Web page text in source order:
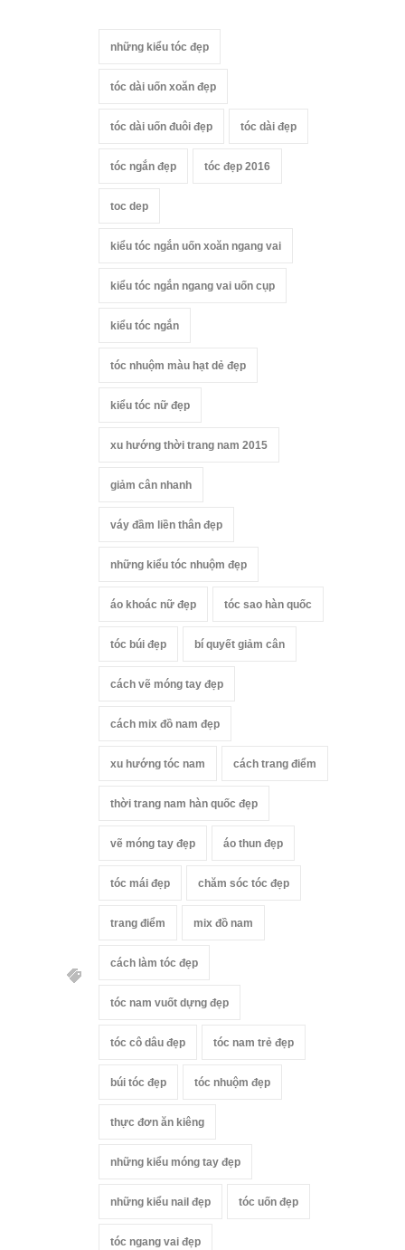
những kiểu tóc đẹp
tóc dài uốn xoăn đẹp
tóc dài uốn đuôi đẹp tóc dài đẹp
tóc ngắn đẹp tóc đẹp 2016
toc dep
kiểu tóc ngắn uốn xoăn ngang vai
kiểu tóc ngắn ngang vai uốn cụp
kiểu tóc ngắn
tóc nhuộm màu hạt dẻ đẹp
kiểu tóc nữ đẹp
xu hướng thời trang nam 2015
giảm cân nhanh
váy đầm liền thân đẹp
những kiểu tóc nhuộm đẹp
áo khoác nữ đẹp tóc sao hàn quốc
tóc búi đẹp bí quyết giảm cân
cách vẽ móng tay đẹp
cách mix đồ nam đẹp
xu hướng tóc nam cách trang điểm
thời trang nam hàn quốc đẹp
vẽ móng tay đẹp áo thun đẹp
tóc mái đẹp chăm sóc tóc đẹp
trang điểm mix đồ nam
cách làm tóc đẹp
tóc nam vuốt dựng đẹp
tóc cô dâu đẹp tóc nam trẻ đẹp
búi tóc đẹp tóc nhuộm đẹp
thực đơn ăn kiêng
những kiểu móng tay đẹp
những kiểu nail đẹp tóc uốn đẹp
tóc ngang vai đẹp